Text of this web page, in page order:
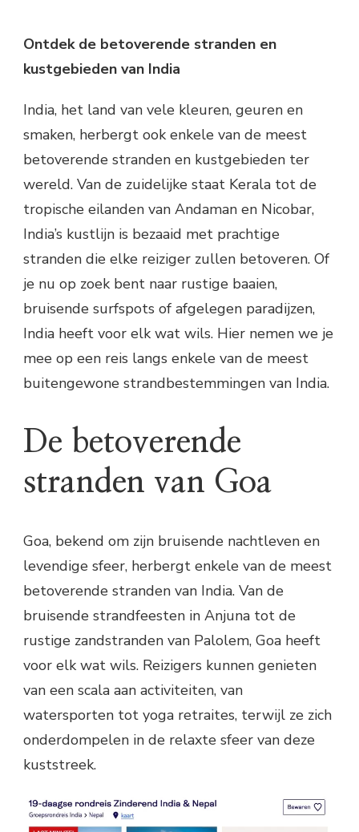
Ontdek de betoverende stranden en
kustgebieden van India
India, het land van vele kleuren, geuren en
smaken, herbergt ook enkele van de meest
betoverende stranden en kustgebieden ter
wereld. Van de zuidelijke staat Kerala tot de
tropische eilanden van Andaman en Nicobar,
India’s kustlijn is bezaaid met prachtige
stranden die elke reiziger zullen betoveren. Of
je nu op zoek bent naar rustige baaien,
bruisende surfspots of afgelegen paradijzen,
India heeft voor elk wat wils. Hier nemen we je
mee op een reis langs enkele van de meest
buitengewone strandbestemmingen van India.
De betoverende
stranden van Goa
Goa, bekend om zijn bruisende nachtleven en
levendige sfeer, herbergt enkele van de meest
betoverende stranden van India. Van de
bruisende strandfeesten in Anjuna tot de
rustige zandstranden van Palolem, Goa heeft
voor elk wat wils. Reizigers kunnen genieten
van een scala aan activiteiten, van
watersporten tot yoga retraites, terwijl ze zich
onderdompelen in de relaxte sfeer van deze
kuststreek.